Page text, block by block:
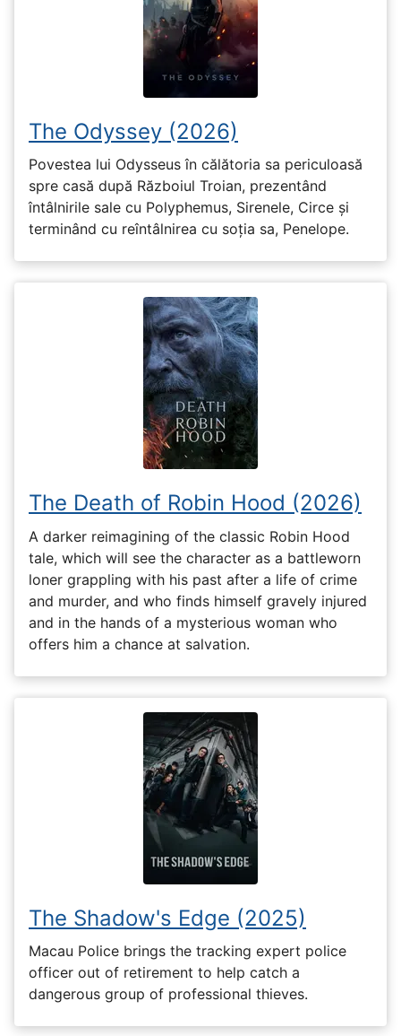
The Odyssey (2026)
Povestea lui Odysseus în călătoria sa periculoasă
spre casă după Războiul Troian, prezentând
întâlnirile sale cu Polyphemus, Sirenele, Circe și
terminând cu reîntâlnirea cu soția sa, Penelope.
The Death of Robin Hood (2026)
A darker reimagining of the classic Robin Hood
tale, which will see the character as a battleworn
loner grappling with his past after a life of crime
and murder, and who finds himself gravely injured
and in the hands of a mysterious woman who
offers him a chance at salvation.
The Shadow's Edge (2025)
Macau Police brings the tracking expert police
officer out of retirement to help catch a
dangerous group of professional thieves.